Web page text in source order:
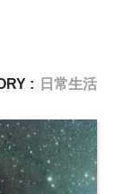
: 日常生活